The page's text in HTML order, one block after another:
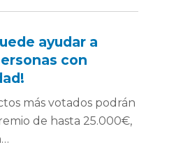
ayudar a
con
más votados podrán
de hasta 25.000€,